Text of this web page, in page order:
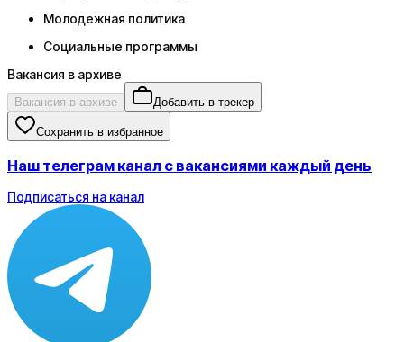
Молодежная политика
Социальные программы
Вакансия в архиве
Вакансия в архиве Добавить в трекер
Сохранить в избранное
Наш телеграм канал с вакансиями каждый день
Подписаться на канал